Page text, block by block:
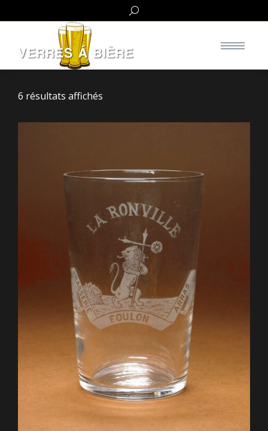
Search:
6 résultats affichés